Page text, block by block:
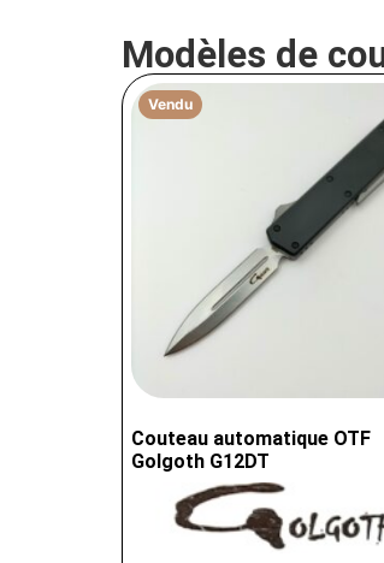
Modèles de
Vendu
Couteau automatique OTF
Golgoth G12DT